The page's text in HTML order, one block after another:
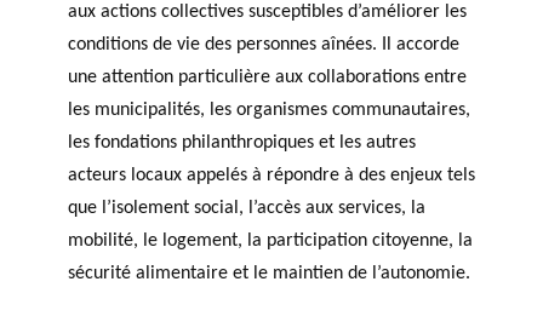
aux actions collectives susceptibles d’améliorer les
conditions de vie des personnes aînées. Il accorde
une attention particulière aux collaborations entre
les municipalités, les organismes communautaires,
les fondations philanthropiques et les autres
acteurs locaux appelés à répondre à des enjeux tels
que l’isolement social, l’accès aux services, la
mobilité, le logement, la participation citoyenne, la
sécurité alimentaire et le maintien de l’autonomie.